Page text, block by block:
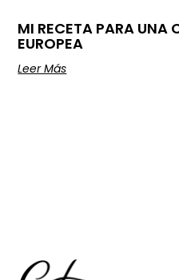
MI RECETA PARA UNA
EUROPEA
Leer Más